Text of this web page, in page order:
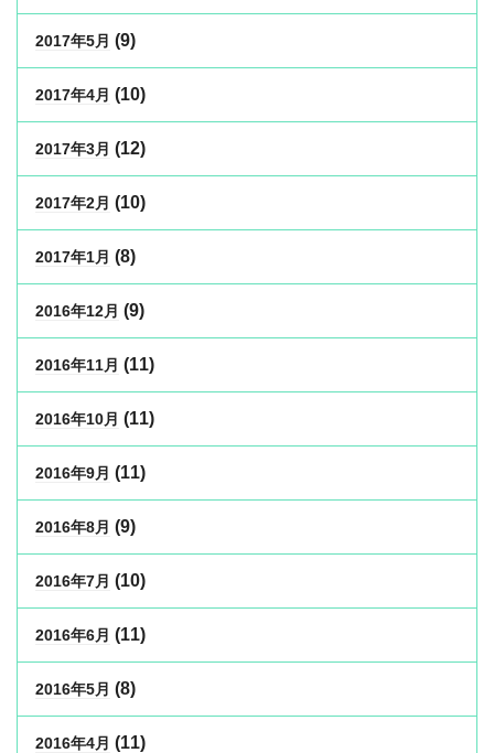
2017年5月 (9)
2017年4月 (10)
2017年3月 (12)
2017年2月 (10)
2017年1月 (8)
2016年12月 (9)
2016年11月 (11)
2016年10月 (11)
2016年9月 (11)
2016年8月 (9)
2016年7月 (10)
2016年6月 (11)
2016年5月 (8)
2016年4月 (11)